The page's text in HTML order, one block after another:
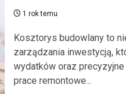
1 rok temu
Kosztorys budowlany to
zarządzania inwestycją,
wydatków oraz precyzyjne
prace remontowe...